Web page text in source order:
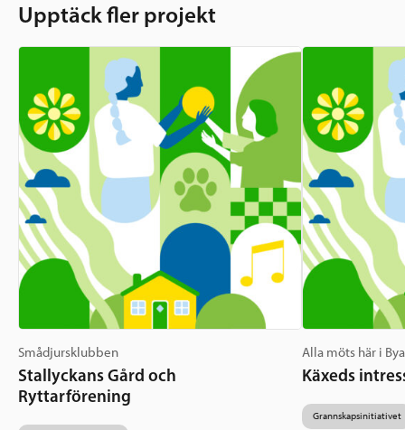
Upptäck fler projekt
Smådjursklubben
Stallyckans Gård och
Ryttarförening
Alla möts här i
Käxeds
Grannskapsinitiativet